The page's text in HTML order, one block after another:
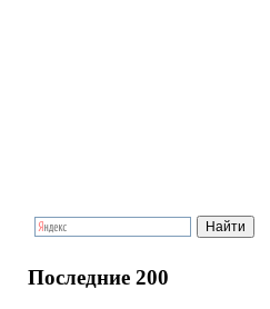
Последние 200